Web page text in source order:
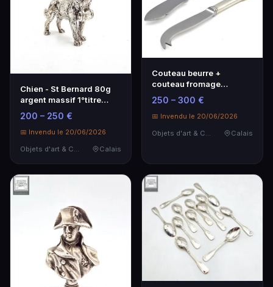
Chien - St Bernard 80g
argent massif 1°titre
poinçon Minerve…
200 – 250 €
📅 Invendu le 20/06/2026
Objets d'art & Curiosités
Calais
Couteau beurre +
couteau fromage
manche argent massif 1
°tit…
250 – 300 €
📅 Invendu le 20/06/2026
Calais